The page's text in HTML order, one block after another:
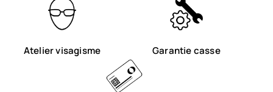
Atelier visagisme Garantie casse